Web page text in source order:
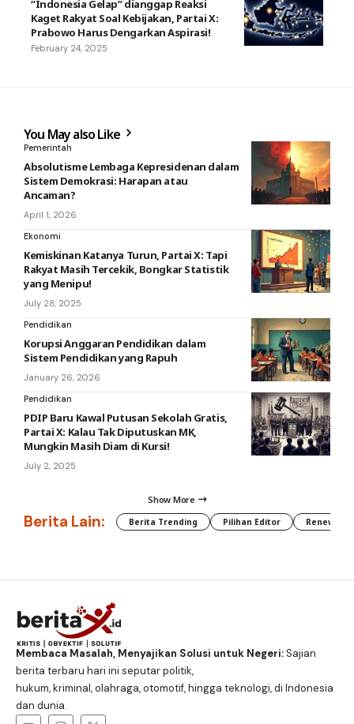
“Indonesia Gelap” dianggap Reaksi
Kaget Rakyat Soal Kebijakan, Partai X:
Prabowo Harus Dengarkan Aspirasi!
February 24, 2025
You May also Like
Pemerintah
Absolutisme Lembaga Kepresidenan dalam
Sistem Demokrasi: Harapan atau
Ancaman?
April 1, 2026
Ekonomi
Kemiskinan Katanya Turun, Partai X: Tapi
Rakyat Masih Tercekik, Bongkar Statistik
yang Menipu!
July 28, 2025
Pendidikan
Korupsi Anggaran Pendidikan dalam
Sistem Pendidikan yang Rapuh
January 26, 2026
Pendidikan
PDIP Baru Kawal Putusan Sekolah Gratis,
Partai X: Kalau Tak Diputuskan MK,
Mungkin Masih Diam di Kursi!
July 2, 2025
Show More
Berita Lain: Berita Trending Pilihan Editor
Membaca Masalah, Menyajikan Solusi untuk Negeri:Sajian
berita terbaru hari ini seputar politik,
hukum, kriminal, olahraga, otomotif, hingga teknologi, di Indonesia
dan dunia.